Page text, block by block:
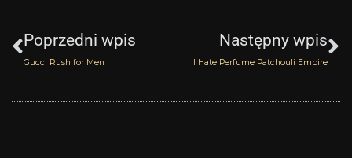
Poprzedni wpis
Gucci Rush for Men
Następny wpis
I Hate Perfume Patchouli Empire